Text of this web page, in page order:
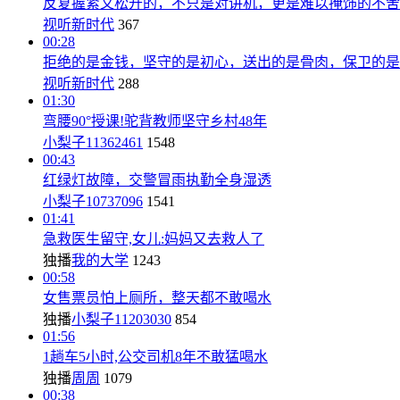
反复握紧又松开的，不只是对讲机，更是难以掩饰的不舍
视听新时代 367
00:28
拒绝的是金钱，坚守的是初心，送出的是骨肉，保卫的
视听新时代 288
01:30
弯腰90°授课!驼背教师坚守乡村48年
小梨子11362461 1548
00:43
红绿灯故障，交警冒雨执勤全身湿透
小梨子10737096 1541
01:41
急救医生留守,女儿:妈妈又去救人了
独播我的大学 1243
00:58
女售票员怕上厕所，整天都不敢喝水
独播小梨子11203030 854
01:56
1趟车5小时,公交司机8年不敢猛喝水
独播周周 1079
00:38